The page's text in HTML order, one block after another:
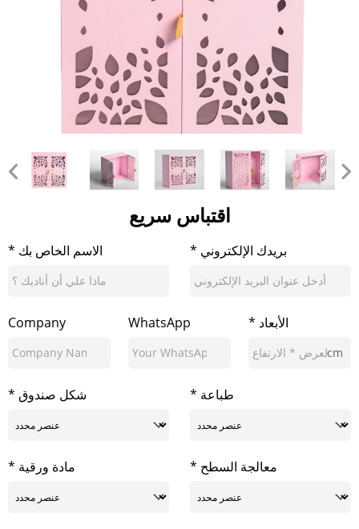
اقتباس سريع
* الاسم الخاص بك * بريدك الإلكتروني
Company WhatsApp * الأبعاد
cm
* شكل صندوق * طباعة
* مادة ورقية * معالجة السطح